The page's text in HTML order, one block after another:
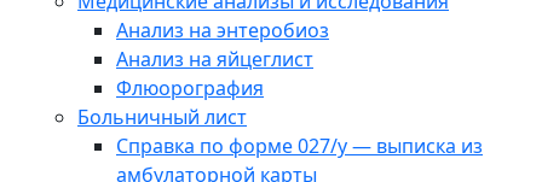
Анализ на энтеробиоз
Анализ на яйцеглист
Флюорография
Больничный лист
Справка по форме 027/у — выписка из
амбулаторной карты